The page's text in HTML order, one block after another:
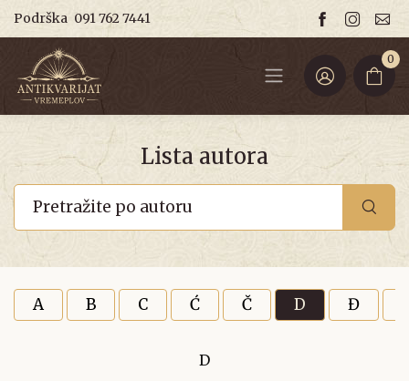
Podrška 091 762 7441
0
Lista autora
A B C Ć Č D Đ
D